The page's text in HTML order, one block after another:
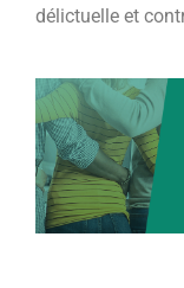
délictuelle et